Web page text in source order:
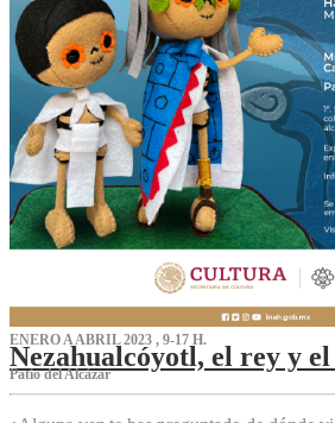
ENERO A ABRIL 2023 , 9-17 H.
Nezahualcóyotl, el rey y el
Patio del Alcázar